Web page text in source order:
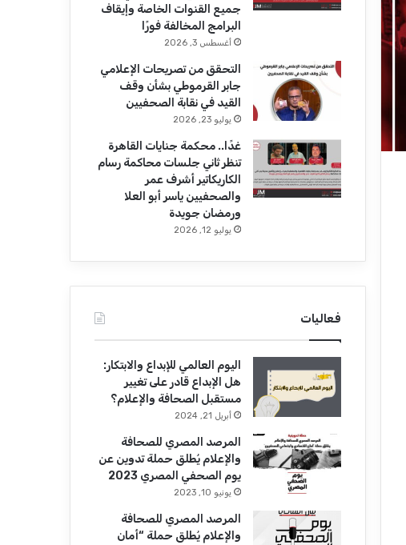
جميع القنوات الخاصة وإيقاف
البرامج المخالفة فورًا
أغسطس 3, 2026
التحقق من تصريحات الإعلامي
جابر القرموطي بشأن وقف
القيد في نقابة الصحفيين
يوليو 23, 2026
غدًا.. محكمة جنايات القاهرة
تنظر ثاني جلسات محاكمة رسام
الكاريكاتير أشرف عمر
والصحفيين ياسر أبو العلا
ورمضان جويدة
يوليو 12, 2026
فعاليات
اليوم العالمي للإبداع والابتكار:
هل الإبداع قادر على تغيير
مستقبل الصحافة والإعلام؟
أبريل 21, 2024
المرصد المصري للصحافة
والإعلام يُطلق حملة تدوين عن
يوم الصحفي المصري 2023
يونيو 10, 2023
المرصد المصري للصحافة
والإعلام يُطلق حملة “أمان